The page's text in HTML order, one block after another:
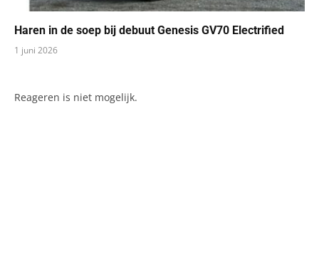
Haren in de soep bij debuut Genesis GV70 Electrified
1 juni 2026
Reageren is niet mogelijk.